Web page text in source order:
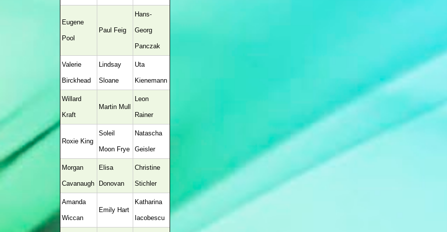
Eugene
Pool
Paul Feig
Hans-
Georg
Panczak
Valerie
Birckhead
Lindsay
Sloane
Uta
Kienemann
Willard
Kraft
Martin Mull
Leon
Rainer
Roxie King
Soleil
Moon Frye
Natascha
Geisler
Morgan
Cavanaugh
Elisa
Donovan
Christine
Stichler
Amanda
Wiccan
Emily Hart
Katharina
Iacobescu